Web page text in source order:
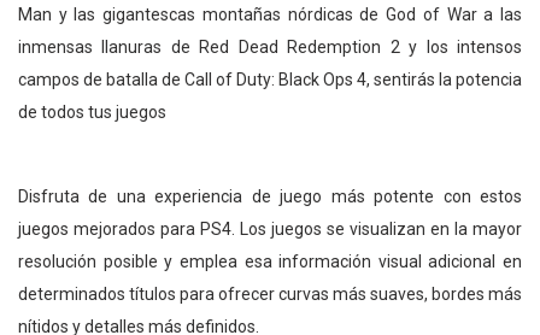
Man y las gigantescas montañas nórdicas de God of War a las
inmensas llanuras de Red Dead Redemption 2 y los intensos
campos de batalla de Call of Duty: Black Ops 4, sentirás la potencia
de todos tus juegos
Disfruta de una experiencia de juego más potente con estos
juegos mejorados para PS4. Los juegos se visualizan en la mayor
resolución posible y emplea esa información visual adicional en
determinados títulos para ofrecer curvas más suaves, bordes más
nítidos y detalles más definidos.